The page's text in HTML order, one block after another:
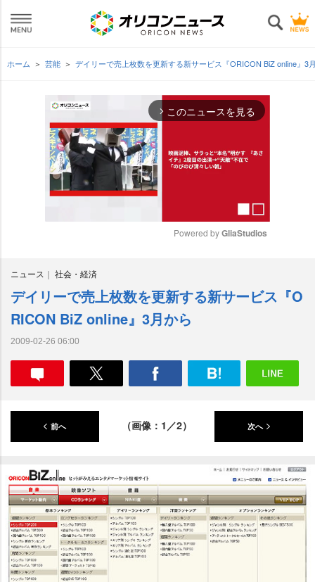
ホーム 芸能 デイリーで売上枚数を更新する新サービス『ORICON BiZ online』3
arrow_forward_ios このニュースを見る
e
Powered by GliaStudios
ニュース 社会・経済
デイリーで売上枚数を更新する新サービス『O
RICON BiZ online』3月から
2009-02-26 06:00
前へ （画像：1／2） 次へ